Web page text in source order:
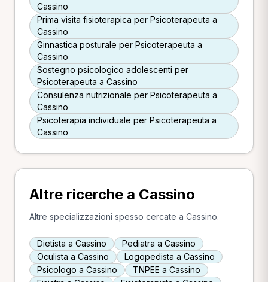
Cassino
Prima visita fisioterapica per Psicoterapeuta a
Cassino
Ginnastica posturale per Psicoterapeuta a
Cassino
Sostegno psicologico adolescenti per
Psicoterapeuta a Cassino
Consulenza nutrizionale per Psicoterapeuta a
Cassino
Psicoterapia individuale per Psicoterapeuta a
Cassino
Altre ricerche a Cassino
Altre specializzazioni spesso cercate a Cassino.
Dietista a Cassino
Pediatra a Cassino
Oculista a Cassino
Logopedista a Cassino
Psicologo a Cassino
TNPEE a Cassino